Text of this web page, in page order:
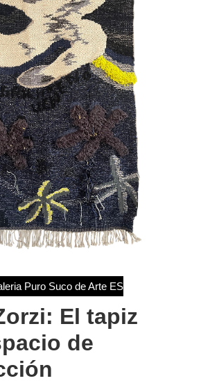
Puro Suco de Arte ES
El tapiz
de